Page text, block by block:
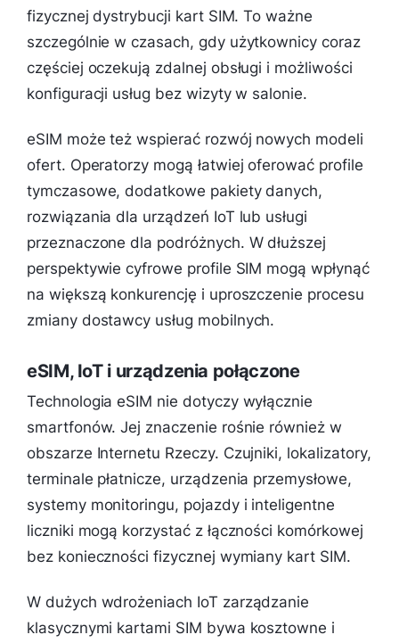
fizycznej dystrybucji kart SIM. To ważne
szczególnie w czasach, gdy użytkownicy coraz
częściej oczekują zdalnej obsługi i możliwości
konfiguracji usług bez wizyty w salonie.
eSIM może też wspierać rozwój nowych modeli
ofert. Operatorzy mogą łatwiej oferować profile
tymczasowe, dodatkowe pakiety danych,
rozwiązania dla urządzeń IoT lub usługi
przeznaczone dla podróżnych. W dłuższej
perspektywie cyfrowe profile SIM mogą wpłynąć
na większą konkurencję i uproszczenie procesu
zmiany dostawcy usług mobilnych.
eSIM, IoT i urządzenia połączone
Technologia eSIM nie dotyczy wyłącznie
smartfonów. Jej znaczenie rośnie również w
obszarze Internetu Rzeczy. Czujniki, lokalizatory,
terminale płatnicze, urządzenia przemysłowe,
systemy monitoringu, pojazdy i inteligentne
liczniki mogą korzystać z łączności komórkowej
bez konieczności fizycznej wymiany kart SIM.
W dużych wdrożeniach IoT zarządzanie
klasycznymi kartami SIM bywa kosztowne i